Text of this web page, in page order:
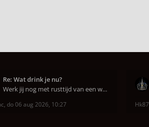
Re: Wat drink je nu?
Werk jij nog met rusttijd van een week of niet e
, do 06 aug 2026, 10:27 Hk87